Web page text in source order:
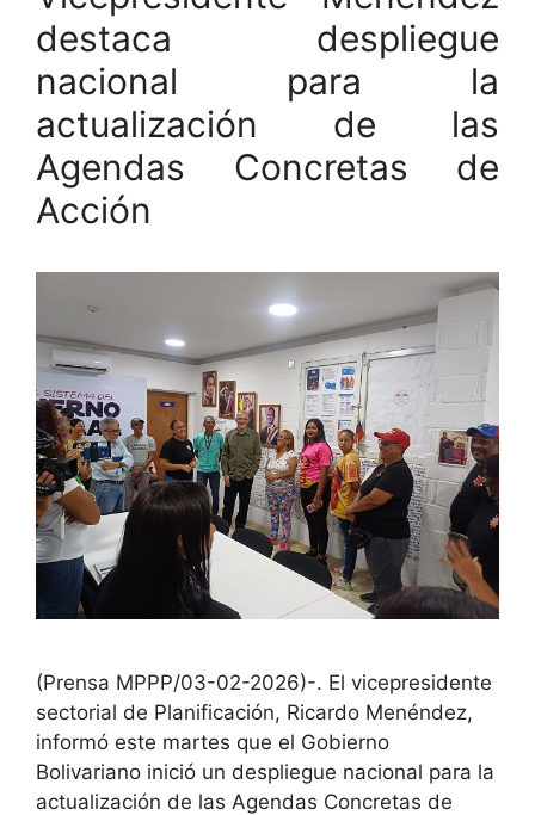
destaca despliegue
nacional para la
actualización de las
Agendas Concretas de
Acción
(Prensa MPPP/03-02-2026)-. El vicepresidente
sectorial de Planificación, Ricardo Menéndez,
informó este martes que el Gobierno
Bolivariano inició un despliegue nacional para la
actualización de las Agendas Concretas de